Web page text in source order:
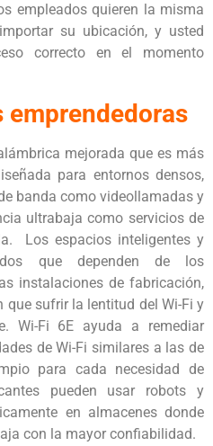
empleados quieren la misma
su ubicación, y usted
correcto en el momento
emprendedoras
mejorada que es más
para entornos densos,
banda como videollamadas y
ultrabaja como servicios de
Los espacios inteligentes y
que dependen de los
instalaciones de fabricación,
sufrir la lentitud del Wi-Fi y
Wi-Fi 6E ayuda a remediar
de Wi-Fi similares a las de
para cada necesidad de
pueden usar robots y
en almacenes donde
con la mayor confiabilidad.